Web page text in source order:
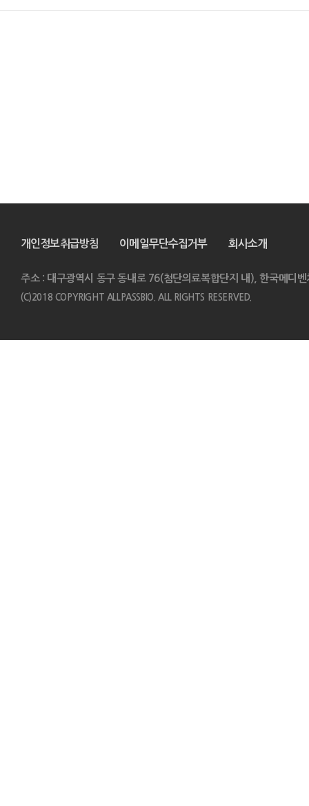
개인정보취급방침 이메일무단수집거부 회사소개
주소 : 대구광역시 동구 동내로 76(첨단의료복합단지 내), 한국메디
(C)2018 COPYRIGHT ALLPASSBIO. ALL RIGHTS RESERVED.